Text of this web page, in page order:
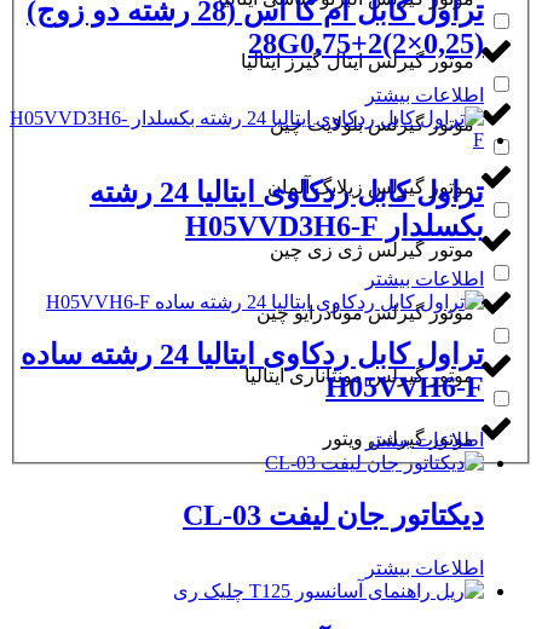
موتور گیرلس ایتال گیرز ایتالیا
موتور گیرلس بلولایت چین
موتور گیرلس زیلابگ آلمان
موتور گیرلس ژی زی چین
موتور گیرلس مونادرایو چین
موتور گیرلس مونتاناری ایتالیا
موتور گیرلس ویتور
تراول کابل ام کا اس (28 رشته دو زوج)
28G0,75+2(2×0,25)
اطلاعات بیشتر
تراول کابل ردکاوی ایتالیا 24 رشته
بکسلدار H05VVD3H6-F
اطلاعات بیشتر
تراول کابل ردکاوی ایتالیا 24 رشته ساده
H05VVH6-F
اطلاعات بیشتر
دیکتاتور جان لیفت CL-03
اطلاعات بیشتر